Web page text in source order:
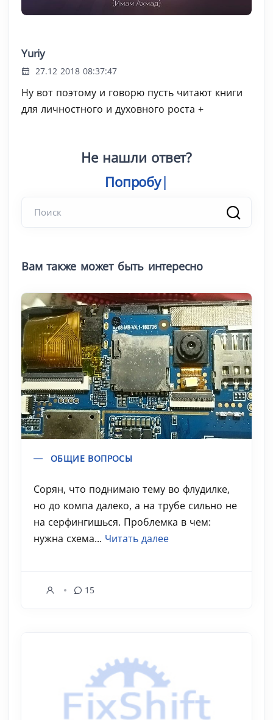
Yuriy
27.12 2018 08:37:47
Ну вот поэтому и говорю пусть читают книги
для личностного и духовного роста +
Не нашли ответ?
Попробуйте п
Вам также может быть интересно
ОБЩИЕ ВОПРОСЫ
Сорян, что поднимаю тему во флудилке,
но до компа далеко, а на трубе сильно не
на серфингишься. Проблемка в чем:
нужна схема... Читать далее
15